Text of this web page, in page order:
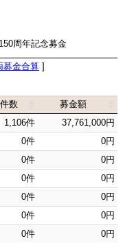
周年記念募金
募金合算 ]
数
募金額
件数 募金額
1,106件
37,761,000円
0件
0円
0件
0円
0件
0円
0件
0円
0件
0円
0件
0円